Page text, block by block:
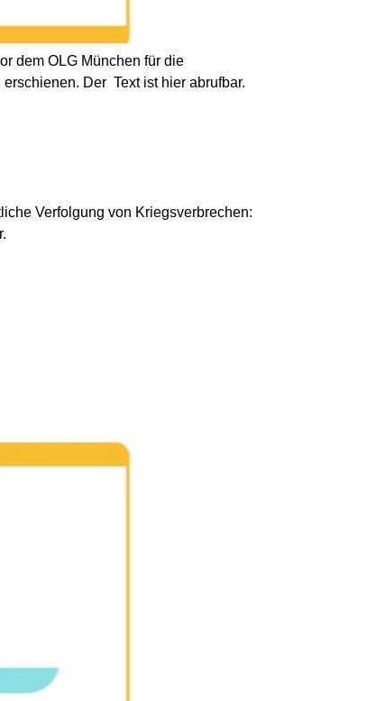
dem OLG München für die
Der Text ist hier abrufbar.
Verfolgung von Kriegsverbrechen: